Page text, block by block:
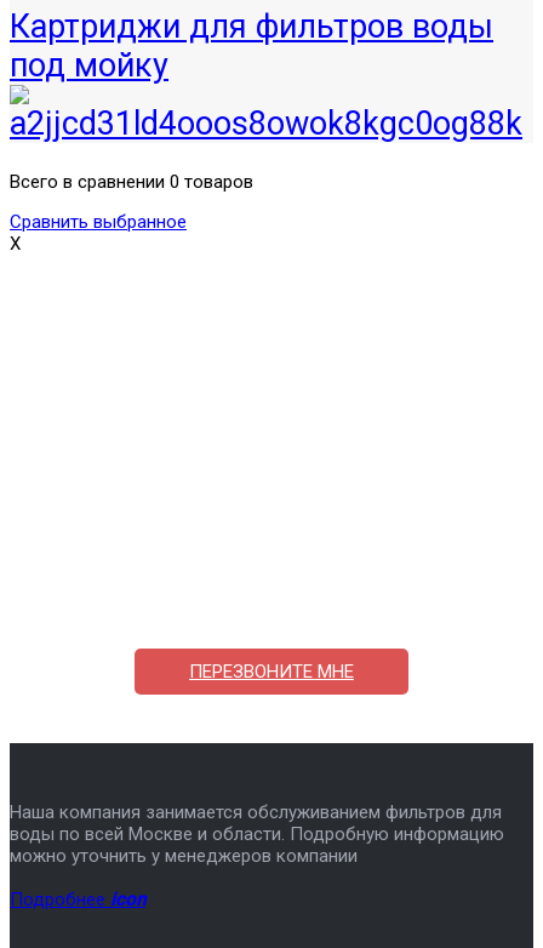
Картриджи для фильтров воды
под мойку
Всего в сравнении 0 товаров
Сравнить выбранное
X
ПЕРЕЗВОНИТЕ МНЕ
Наша компания занимается обслуживанием фильтров для
воды по всей Москве и области. Подробную информацию
можно уточнить у менеджеров компании
Подробнее icon